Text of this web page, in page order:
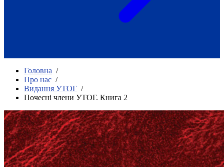
Всеукраїнський челендж «Молодь
співає»
жестову мову.
Флешмоб «Історії успіхів, які надихають»
Переклад жестовою мовою
Діяльність УТОГ
90 років УТОГ
92 роки УТОГ
93 роки УТОГ
Історії та спогади ветеранів УТОГ
Головна /
Про нас /
Видання УТОГ /
Почесні члени УТОГ. Книга 2